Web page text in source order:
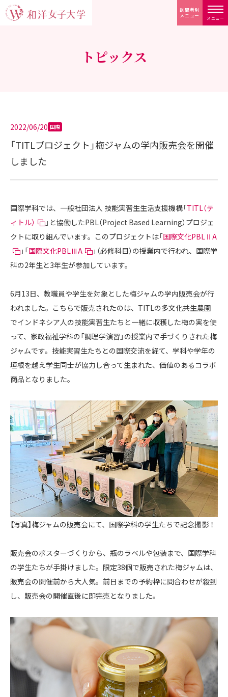
メニュー
訪問者別
メニュー
トピックス
2022/06/20 国際
「TITLプロジェクト」梅ジャムの学内販売会を開催
しました
国際学科では、一般社団法人 技能実習生生活支援機構「TITL（テ
ィトル）
」と協働したPBL（Project Based Learning）プロジェ
クトに取り組んでいます。このプロジェクトは「国際文化PBLⅡA
」「国際文化PBLⅢA
」（必修科目）の授業内で行われ、国際学
科の2年生と3年生が参加しています。
6月13日、教職員や学生を対象とした梅ジャムの学内販売会が行
われました。こちらで販売されたのは、TITLの多文化共生農園
でインドネシア人の技能実習生たちと一緒に収穫した梅の実を使
って、家政福祉学科の「調理学演習」の授業内で手づくりされた梅
ジャムです。技能実習生たちとの国際交流を経て、学科や学年の
垣根を越え学生同士が協力し合って生まれた、価値のあるコラボ
商品となりました。
【写真】梅ジャムの販売会にて、国際学科の学生たちで記念撮影！
販売会のポスターづくりから、瓶のラベルや包装まで、国際学科
の学生たちが手掛けました。限定38個で販売された梅ジャムは、
販売会の開催前から大人気。前日までの予約枠に問合わせが殺到
し、販売会の開催直後に即完売となりました。